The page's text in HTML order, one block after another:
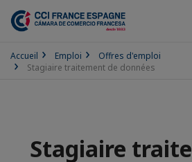
Accueil Emploi
Offres d'emploi
Stagiaire traitement de données
Stagiaire